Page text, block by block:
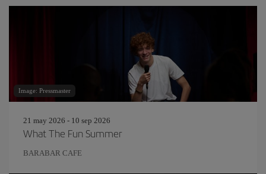
Image: Pressmaster
21 may 2026 - 10 sep 2026
What The Fun Summer
BARABAR CAFE